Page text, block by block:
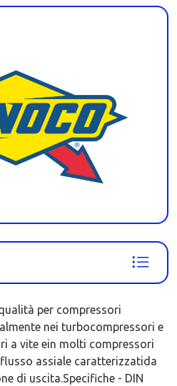
per compressori
nei turbocompressori e
a vite ein molti compressori
assiale caratterizzatida
di uscita.Specifiche - DIN